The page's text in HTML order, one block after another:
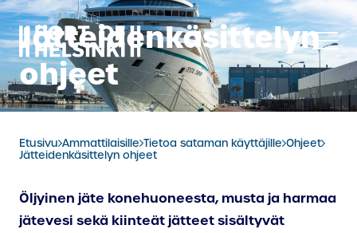
Siirry
sisältöön
Jätteidenkäsittelyn
ohjeet
Etusivu Ammattilaisille Tietoa sataman käyttäjille Ohjeet
Jätteidenkäsittelyn ohjeet
Öljyinen jäte konehuoneesta, musta ja harmaa
jätevesi sekä kiinteät jätteet sisältyvät